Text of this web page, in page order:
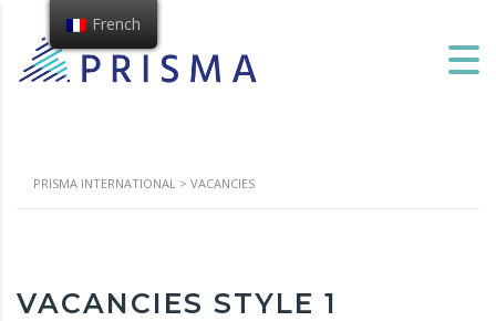
PRISMA INTERNATIONAL > VACANCIES
VACANCIES STYLE 1
French